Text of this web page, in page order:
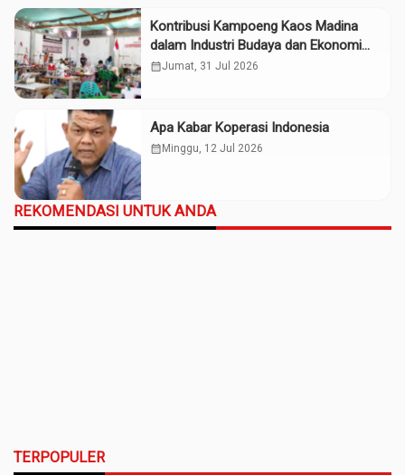
Kontribusi Kampoeng Kaos Madina
dalam Industri Budaya dan Ekonomi
Daerah
calendar_monthJumat, 31 Jul 2026
Apa Kabar Koperasi Indonesia
calendar_month Minggu, 12 Jul 2026
REKOMENDASI UNTUK ANDA
TERPOPULER